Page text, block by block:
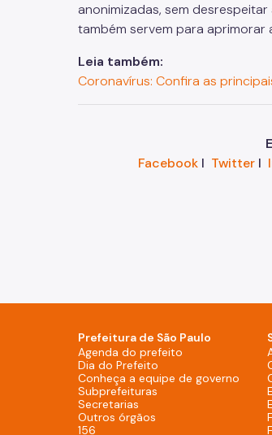
anonimizadas, sem
também servem para
Leia também:
Coronavírus: Confira as
FacebookI TwitterI
Prefeitura de São Paulo
Agenda do prefeito Agenda do
Dia do Prefeito Dia do Prefeito
Conheça a equipe de governo
Subprefeituras Subprefeituras
Secretarias Secretarias (Rodapé -
Outros órgãos Outros órgãos
156